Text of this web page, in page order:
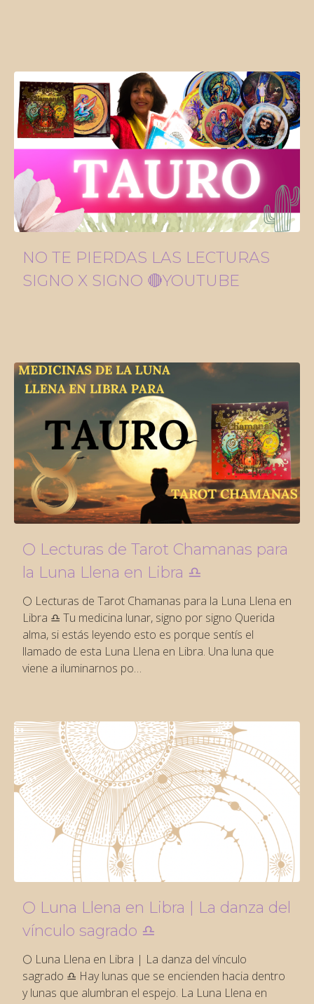
NO TE PIERDAS LAS LECTURAS
SIGNO X SIGNO 🔴YOUTUBE
🌕 Lecturas de Tarot Chamanas para
la Luna Llena en Libra ♎️
🌕 Lecturas de Tarot Chamanas para la Luna Llena en
Libra ♎️ Tu medicina lunar, signo por signo Querida
alma, si estás leyendo esto es porque sentís el
llamado de esta Luna Llena en Libra. Una luna que
viene a iluminarnos po…
🌕 Luna Llena en Libra | La danza del
vínculo sagrado ♎️
🌕 Luna Llena en Libra | La danza del vínculo
sagrado ♎️ Hay lunas que se encienden hacia dentro
y lunas que alumbran el espejo. La Luna Llena en